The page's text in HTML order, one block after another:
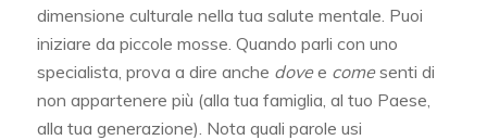
dimensione culturale nella tua salute mentale. Puoi
iniziare da piccole mosse. Quando parli con uno
specialista, prova a dire anche dovee comesenti di
non appartenere più (alla tua famiglia, al tuo Paese,
alla tua generazione). Nota quali parole usi